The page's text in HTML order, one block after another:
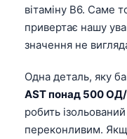
вітаміну B6. Саме
привертає нашу
значення не
Одна деталь, яку
AST понад 500
робить
переконливим.